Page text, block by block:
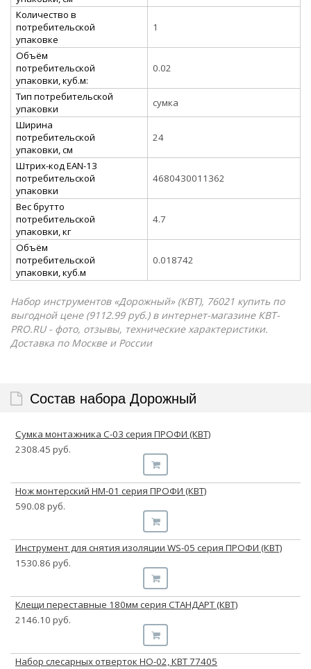
Количество в
потребительской
упаковке
1
Объём
потребительской
упаковки, куб.м:
0.02
Тип потребительской
упаковки
сумка
Ширина
потребительской
упаковки, см
24
Штрих-код EAN-13
потребительской
упаковки
4680430011362
Вес брутто
потребительской
упаковки, кг
4.7
Объём
потребительской
упаковки, куб.м
0.018742
Набор инструментов «Дорожный» (КВТ), 76021 купить по
выгодной цене (9112.99 руб.) в интернет-магазине КВТ-
PRO.RU - фото, отзывы, технические характеристики.
Доставка по Москве и России
Состав набора Дорожный
Сумка монтажника С-03 серия ПРОФИ (КВТ)
2308.45 руб.
Нож монтерский НМ-01 серия ПРОФИ (КВТ)
590.08 руб.
Инструмент для снятия изоляции WS-05 серия ПРОФИ (КВТ)
1530.86 руб.
Клещи переставные 180мм серия СТАНДАРТ (КВТ)
2146.10 руб.
Набор слесарных отверток НО-02, КВТ 77405